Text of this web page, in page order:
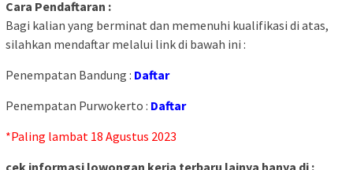
Cara Pendaftaran :
Bagi kalian yang berminat dan memenuhi kualifikasi di atas,
silahkan mendaftar melalui link di bawah ini :
Penempatan Bandung : Daftar
Penempatan Purwokerto : Daftar
*Paling lambat 18 Agustus 2023
cek informasi lowongan kerja terbaru lainya hanya di :